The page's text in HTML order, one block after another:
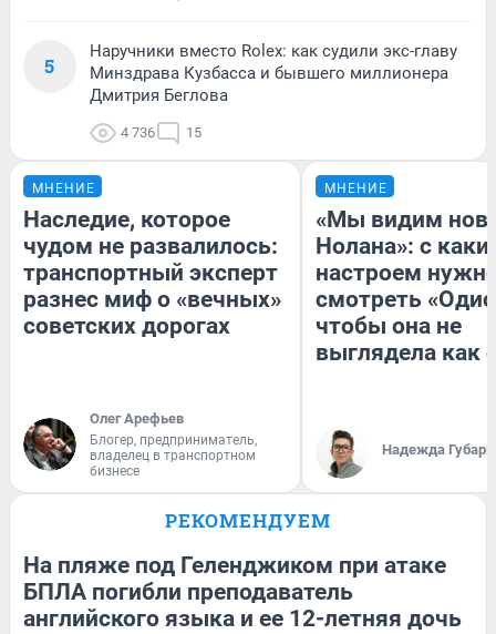
5
Наручники вместо Rolex: как судили экс-главу
Минздрава Кузбасса и бывшего миллионера
Дмитрия Беглова
4 736 15
МНЕНИЕ
Наследие, которое
чудом не развалилось:
транспортный эксперт
разнес миф о «вечных»
советских дорогах
Олег Арефьев
Блогер, предприниматель,
владелец в транспортном
бизнесе
МНЕНИЕ
«Мы видим
Нолана»: с
настроем
смотреть
чтобы она не
выглядела как
Надежда Губарь
РЕКОМЕНДУЕМ
На пляже под Геленджиком при атаке
БПЛА погибли преподаватель
английского языка и ее 12-летняя дочь